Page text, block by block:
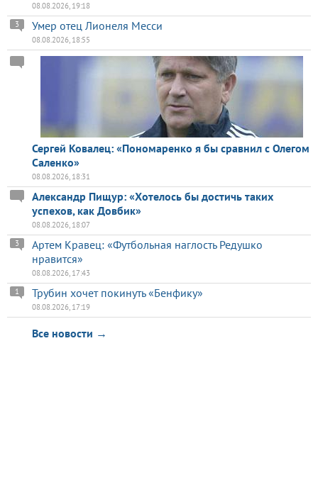
08.08.2026, 19:18
Умер отец Лионеля Месси
3
08.08.2026, 18:55
Сергей Ковалец: «Пономаренко я бы сравнил с Олегом
Саленко»
08.08.2026, 18:31
Александр Пищур: «Хотелось бы достичь таких
успехов, как Довбик»
08.08.2026, 18:07
Артем Кравец: «Футбольная наглость Редушко
нравится»
3
08.08.2026, 17:43
Трубин хочет покинуть «Бенфику»
1
08.08.2026, 17:19
Все новости →